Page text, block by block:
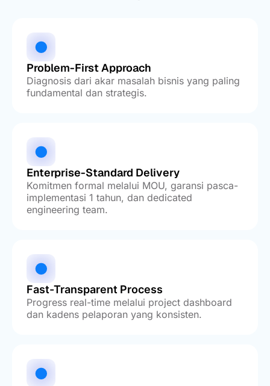
Problem-First Approach
Diagnosis dari akar masalah bisnis yang paling
fundamental dan strategis.
Enterprise-Standard Delivery
Komitmen formal melalui MOU, garansi pasca-
implementasi 1 tahun, dan dedicated
engineering team.
Fast-Transparent Process
Progress real-time melalui project dashboard
dan kadens pelaporan yang konsisten.